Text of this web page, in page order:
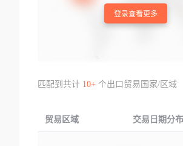
登录查看更多
匹配到共计 10+个出口贸易国家/区域
贸易区域 交易日期分布